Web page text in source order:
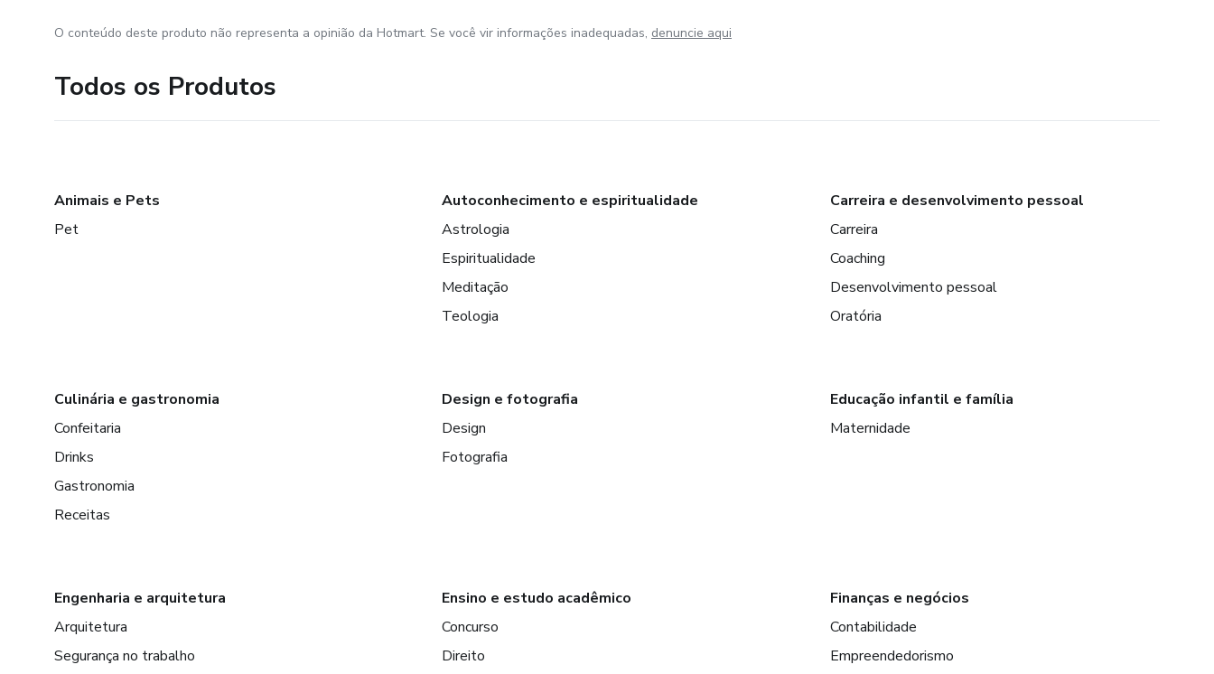
O conteúdo deste produto não representa a opinião da Hotmart. Se você vir informações inadequadas, denuncie aqui
Todos os Produtos
Animais e Pets
Pet
Autoconhecimento e espiritualidade
Astrologia
Espiritualidade
Meditação
Teologia
Carreira e desenvolvimento pessoal
Carreira
Coaching
Desenvolvimento pessoal
Oratória
Culinária e gastronomia
Confeitaria
Drinks
Gastronomia
Receitas
Design e fotografia
Design
Fotografia
Educação infantil e família
Maternidade
Engenharia e arquitetura
Arquitetura
Segurança no trabalho
Ensino e estudo acadêmico
Concurso
Direito
Finanças e negócios
Contabilidade
Empreendedorismo